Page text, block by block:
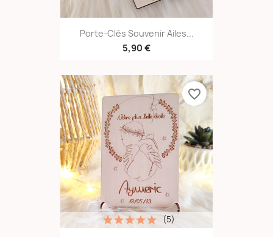
Porte-Clés Souvenir Ailes...
5,90 €
(5)
favorite_border